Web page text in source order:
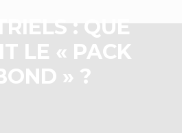
: QUE
LE « PACK
» ?